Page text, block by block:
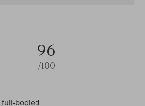
96
/100
full-bodied